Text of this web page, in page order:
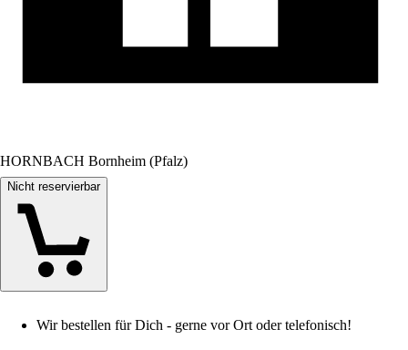
HORNBACH Bornheim (Pfalz)
Nicht reservierbar
Wir bestellen für Dich - gerne vor Ort oder telefonisch!